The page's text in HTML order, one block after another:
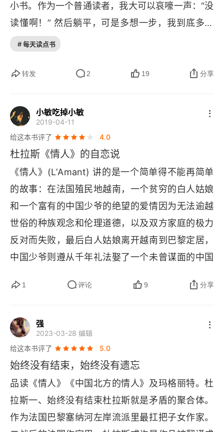
小书。作为一个普通读者，我大可以哀嚎一声：“没
读懂啊！” 然后躺平，可是多想一步，我到底多少
还是读到了一些东西，哪怕只是最最最简单的设定
从自己读懂的地方说开去：首先，时间地点人物。
有在故事中弥漫，但是还是在隐约间流露。地点，
故事发生在法国的殖民地，现在的东南亚，那里气
候条件炎热，气氛嘈杂。人物，“我” 是个未成年的
法国白人姑娘；“我” 的情人是一个在东南亚经商的
中国人，这个中国人是个富二代，家里有定婚事，
但是却更爱 “我”；“我” 的父亲已故，“我” 的母亲一
人持家，后来好像（我不确定我读懂了）疯
了；“我” 有两个哥哥，大哥哥是个坏人，赌博，败
家，小哥哥 “我” 很喜欢，但是后来死了（他的死因
我没有读太懂，但似乎和大哥哥有关）。其次，起
因经过结果。这就有点犯难。小说整体没有按照一
受就是 “想到哪写到哪”。我不敢妄言是否创作者本
身创作时就是想到哪写到哪，还是在呈现的过程中
刻意营造成这样的效果。但是在阅读的时候，确实
很难把握一个故事的主线，尤其是时间线，或许需
要仔细地梳理。但是大体上《情人》描写了未成年
的 “我” 和这个中国富二代的不可能的 “爱情”。是
# 每天读点书
转发 2 19 分享
小敏吃掉小敏
2019-04-11
给这本书评了
4.0
杜拉斯《情人》的自恋说
《情人》(L’Amant) 讲的是一个简单得不能再简单
的故事：在法国殖民地越南，一个贫穷的白人姑娘
和一个富有的中国少爷的绝望的爱情因为无法逾越
世俗的种族观念和伦理道德，以及双方家庭的极力
反对而失败，最后白人姑娘离开越南到巴黎定居，
中国少爷则遵从千年礼法娶了一个未曾谋面的中国
人爱不释手，杜拉斯的文笔不同于一些一目十行的
线性描述，陈述角度的变化丰富，在文学语言的陌
生化上独辟蹊径。继而 “评论・票房” 双丰收，198
4 年的龚古尔文学奖，被译成四十多种文字流行于
全球，和至今不衰的杜拉斯现象，无疑是对作家杜
拉斯的肯定再肯定，嘉奖再嘉奖。许多人情迷这本
小说的原因有很多：因为其主题是深沉而无望的爱
1 评论 9 分享
强
2023-03-28 编辑
给这本书评了
5.0
始终没有结束，始终没有遗忘
品读《情人》《中国北方的情人》及玛格丽特。杜
拉斯一、始终没有结束杜拉斯就是矛盾的聚合体。
作为法国巴黎塞纳河左岸流派里最扛把子女作家。